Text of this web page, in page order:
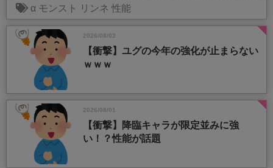
α モンスト リンネ 性能
2026/08/02
【衝撃】ユグの今年の強化が止まらない
ｗｗｗ
2026/08/01
【衝撃】降臨キャラが限定並みに強
い！？性能が話題